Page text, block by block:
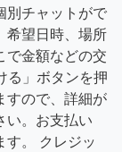
別チャットがで
希望日時、場所
で金額などの交
る」ボタンを押
すので、詳細が
い。お支払い
す。 クレジッ